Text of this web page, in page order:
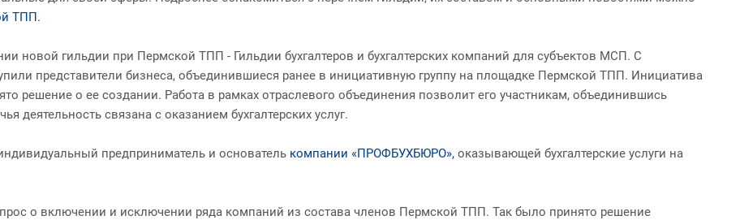
ТПП.
новой гильдии при Пермской ТПП - Гильдии бухгалтеров и бухгалтерских компаний для субъектов МСП. С
представители бизнеса, объединившиеся ранее в инициативную группу на площадке Пермской ТПП. Инициатива
решение о ее создании. Работа в рамках отраслевого объединения позволит его участникам, объединившись
деятельность связана с оказанием бухгалтерских услуг.
предприниматель и основатель компании «ПРОФБУХБЮРО», оказывающей бухгалтерские услуги на
о включении и исключении ряда компаний из состава членов Пермской ТПП. Так было принято решение